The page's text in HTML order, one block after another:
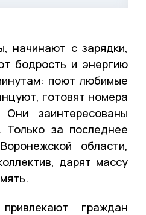
начинают с зарядки,
бодрость и энергию
поют любимые
готовят номера
заинтересованы
Только за последнее
области,
дарят массу
граждан